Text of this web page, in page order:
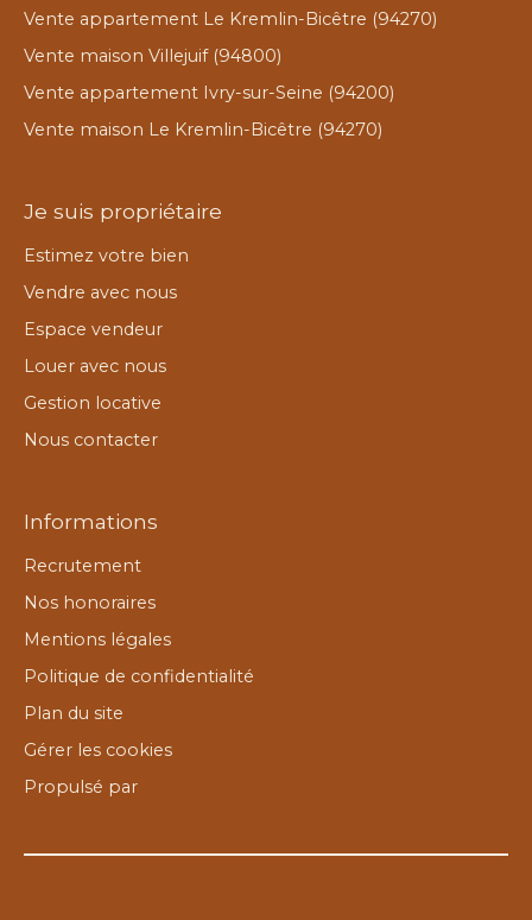
Vente appartement Le Kremlin-Bicêtre (94270)
Vente maison Villejuif (94800)
Vente appartement Ivry-sur-Seine (94200)
Vente maison Le Kremlin-Bicêtre (94270)
Je suis propriétaire
Estimez votre bien
Vendre avec nous
Espace vendeur
Louer avec nous
Gestion locative
Nous contacter
Informations
Recrutement
Nos honoraires
Mentions légales
Politique de confidentialité
Plan du site
Gérer les cookies
Propulsé par